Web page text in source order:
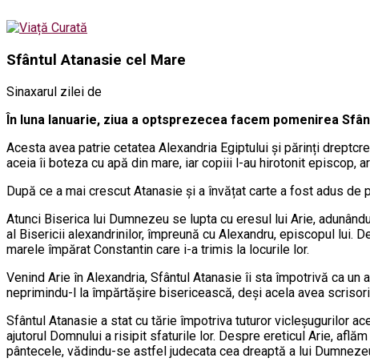
Sfântul Atanasie cel Mare
Sinaxarul zilei de
În luna Ianuarie, ziua a optsprezecea facem pomenirea
Acesta avea patrie cetatea Alexandria Egiptului și părinți
aceia îi boteza cu apă din mare, iar copiii l-au hirotonit episcop,
După ce a mai crescut Atanasie și a învățat carte a fost adus
Atunci Biserica lui Dumnezeu se lupta cu eresul lui Arie,
al Bisericii alexandrinilor, împreună cu Alexandru, episcopul lui.
marele împărat Constantin care i-a trimis la locurile lor.
Venind Arie în Alexandria, Sfântul Atanasie îi sta împotrivă ca
neprimindu-l la împărtășire bisericească, deși acela avea
Sfântul Atanasie a stat cu tărie împotriva tuturor vicleșugurilor
ajutorul Domnului a risipit sfaturile lor. Despre ereticul Arie,
pântecele, vădindu-se astfel judecata cea dreaptă a lui